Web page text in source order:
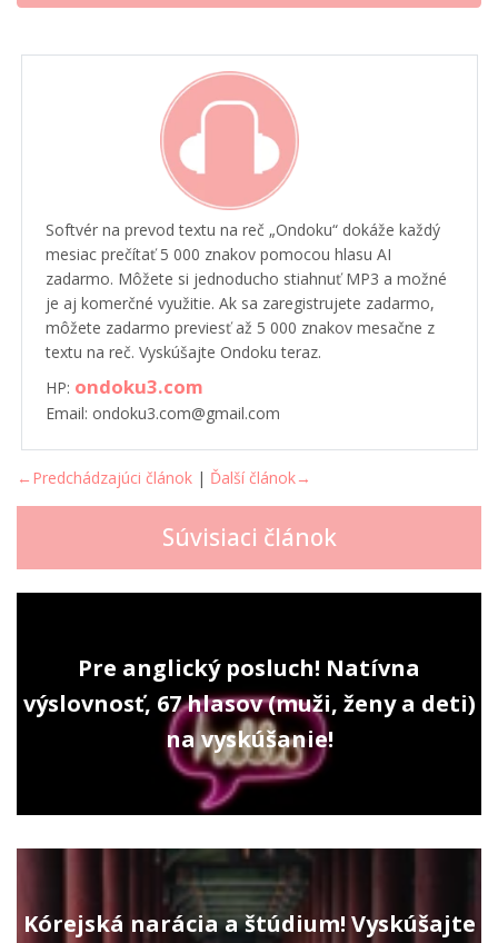
Softvér na prevod textu na reč „Ondoku“ dokáže každý
mesiac prečítať 5 000 znakov pomocou hlasu AI
zadarmo. Môžete si jednoducho stiahnuť MP3 a možné
je aj komerčné využitie. Ak sa zaregistrujete zadarmo,
môžete zadarmo previesť až 5 000 znakov mesačne z
textu na reč. Vyskúšajte Ondoku teraz.
HP: ondoku3.com
Email: ondoku3.com@gmail.com
←Predchádzajúci článok | Ďalší článok→
Súvisiaci článok
Pre anglický posluch! Natívna
výslovnosť, 67 hlasov (muži, ženy a deti)
na vyskúšanie!
Kórejská narácia a štúdium! Vyskúšajte